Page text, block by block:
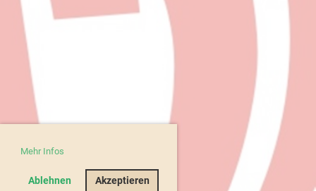
Mehr Infos
Ablehnen Akzeptieren